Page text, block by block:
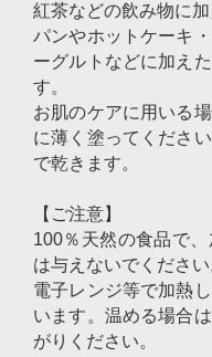
紅茶などの飲み物に
パンやホットケーキ
ーグルトなどに加え
す。
お肌のケアに用いる
に薄く塗ってくださ
で乾きます。
【ご注意】
100％天然の食品で
は与えないでください
電子レンジ等で加熱
います。温める場合
がりください。